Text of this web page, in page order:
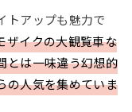
トアップも魅力で
ザイクの大観覧車な
とは一味違う幻想的
の人気を集めていま